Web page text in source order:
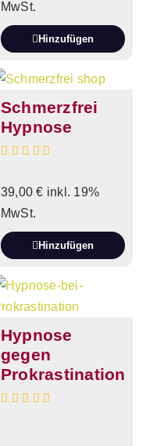
MwSt.
Hinzufügen
Schmerzfrei
Hypnose
39,00€ inkl. 19%
MwSt.
Hinzufügen
Hypnose
gegen
Prokrastination